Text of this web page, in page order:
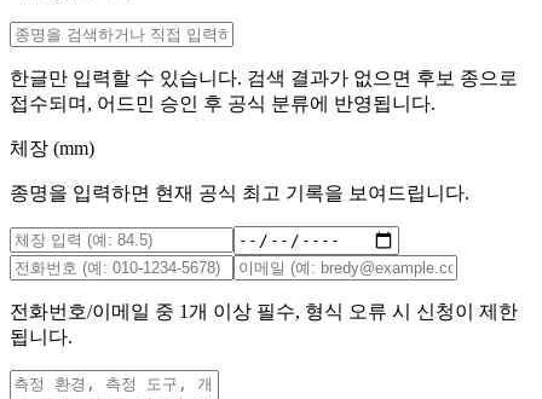
한글만 입력할 수 있습니다. 검색 결과가 없으면 후보 종으로
접수되며, 어드민 승인 후 공식 분류에 반영됩니다.
체장 (mm)
종명을 입력하면 현재 공식 최고 기록을 보여드립니다.
전화번호/이메일 중 1개 이상 필수, 형식 오류 시 신청이 제한
됩니다.